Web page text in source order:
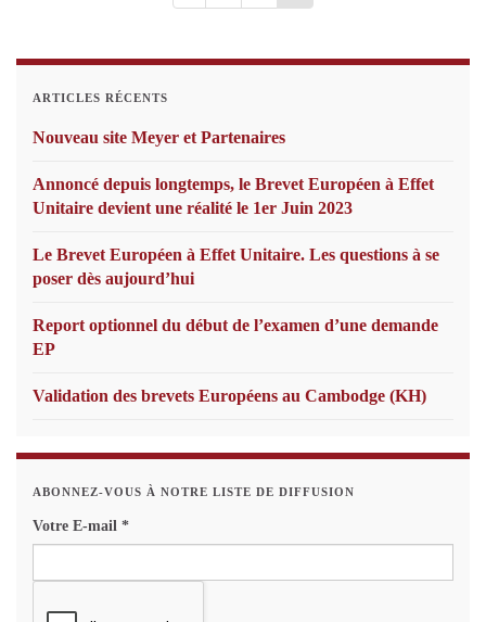
ARTICLES RÉCENTS
Nouveau site Meyer et Partenaires
Annoncé depuis longtemps, le Brevet Européen à Effet
Unitaire devient une réalité le 1er Juin 2023
Le Brevet Européen à Effet Unitaire. Les questions à se
poser dès aujourd’hui
Report optionnel du début de l’examen d’une demande
EP
Validation des brevets Européens au Cambodge (KH)
ABONNEZ-VOUS À NOTRE LISTE DE DIFFUSION
Votre E-mail *